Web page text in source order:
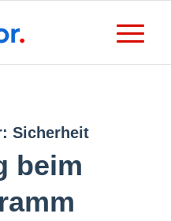
Sicherheit
beim